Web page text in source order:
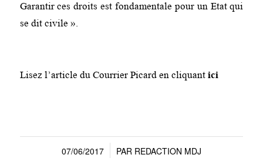
Garantir ces droits est fondamentale pour un Etat qui
se dit civile ».
Lisez l’article du Courrier Picard en cliquant ici
07/06/2017
/ PAR REDACTION MDJ